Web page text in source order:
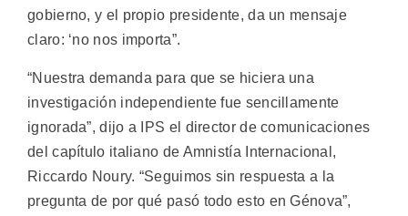
gobierno, y el propio presidente, da un mensaje
claro: ‘no nos importa”.
“Nuestra demanda para que se hiciera una
investigación independiente fue sencillamente
ignorada”, dijo a IPS el director de comunicaciones
del capítulo italiano de Amnistía Internacional,
Riccardo Noury. “Seguimos sin respuesta a la
pregunta de por qué pasó todo esto en Génova”,